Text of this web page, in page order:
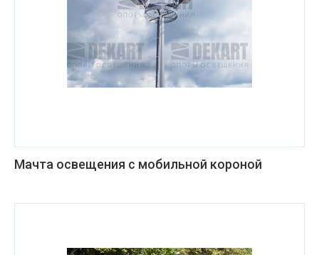
Мачта освещения с мобильной короной